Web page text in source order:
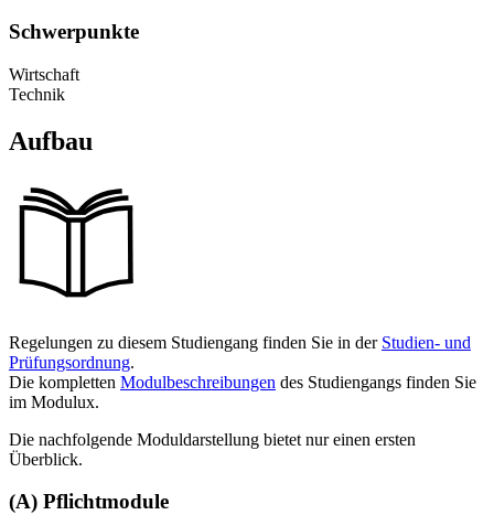
Schwerpunkte
Wirtschaft
Technik
Aufbau
Regelungen zu diesem Studiengang finden Sie in der Studien- und
Prüfungsordnung.
Die kompletten Modulbeschreibungen des Studiengangs finden Sie
im Modulux.
Die nachfolgende Moduldarstellung bietet nur einen ersten
Überblick.
(A) Pflichtmodule